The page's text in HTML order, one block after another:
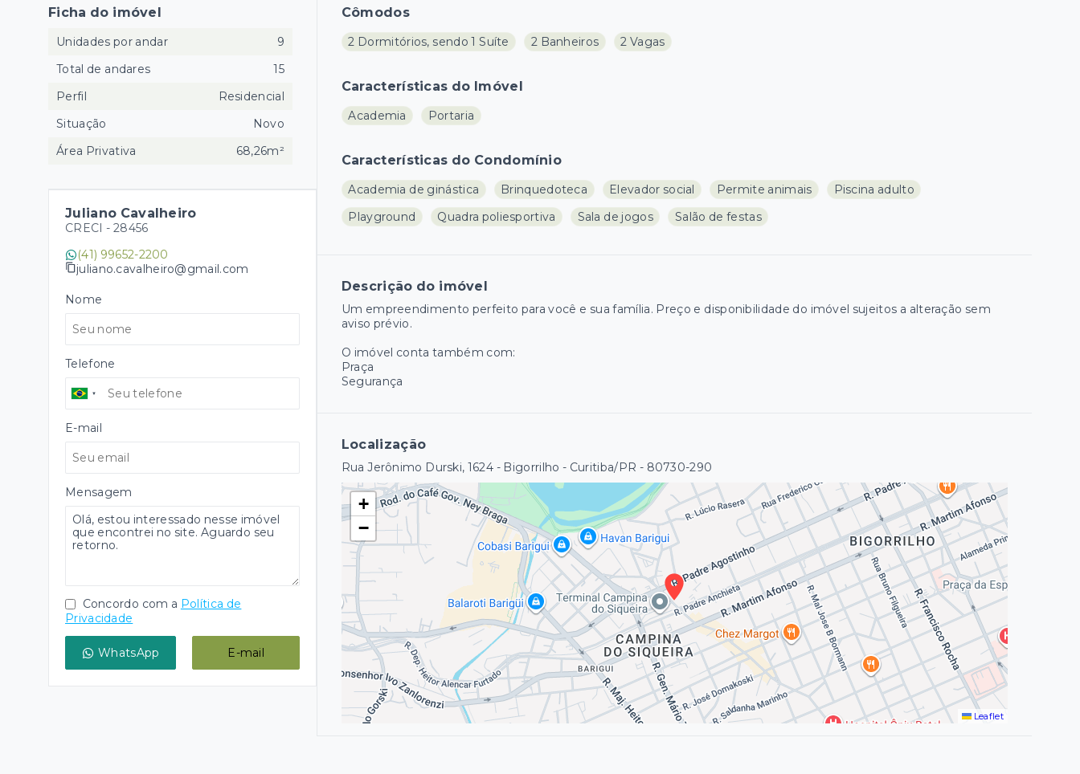
Cômodos
2 Dormitórios, sendo 1 Suíte 2 Banheiros 2 Vagas
Características do Imóvel
Academia Portaria
Características do Condomínio
Academia de ginástica Brinquedoteca Elevador social Permite animais
Piscina adulto
Playground
Quadra poliesportiva Sala de jogos Salão de festas
Descrição do imóvel
Um empreendimento perfeito para você e sua família. Preço e disponibilidade do imóvel sujeitos a alteração sem
aviso prévio.
O imóvel conta também com:
Praça
Segurança
Localização
Rua Jerônimo Durski, 1624 - Bigorrilho - Curitiba/PR - 80730-290
+
−
Leaflet
Ficha do imóvel
Unidades por andar
9
Total de andares
15
Perfil
Residencial
Situação
Novo
Área Privativa
68,26m²
Juliano Cavalheiro
CRECI - 28456
(41) 99652-2200
juliano.cavalheiro@gmail.com
Nome
Telefone
E-mail
Mensagem
Concordo com a Política de
Privacidade
WhatsApp E-mail